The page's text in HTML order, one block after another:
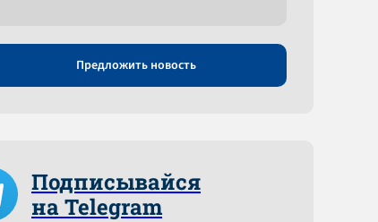
Предложить новость
Подписывайся
на Telegram